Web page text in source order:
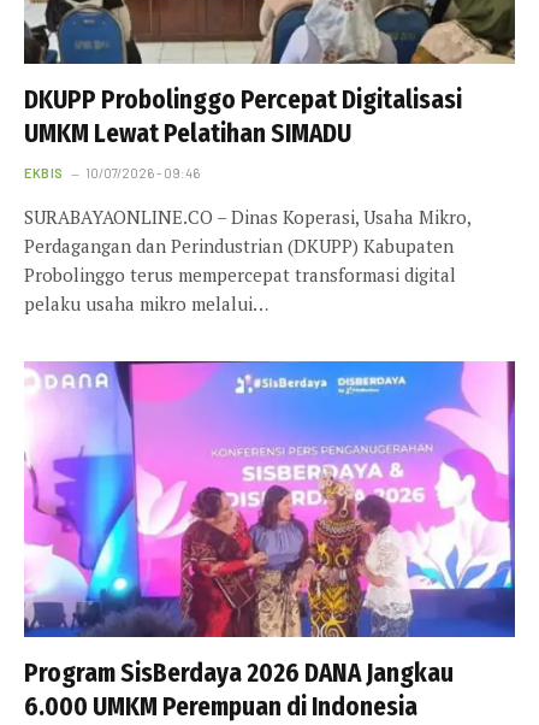
DKUPP Probolinggo Percepat Digitalisasi
UMKM Lewat Pelatihan SIMADU
EKBIS 10/07/2026 - 09:46
SURABAYAONLINE.CO – Dinas Koperasi, Usaha Mikro,
Perdagangan dan Perindustrian (DKUPP) Kabupaten
Probolinggo terus mempercepat transformasi digital
pelaku usaha mikro melalui…
Program SisBerdaya 2026 DANA Jangkau
6.000 UMKM Perempuan di Indonesia